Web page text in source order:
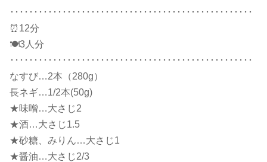
･･･････････････････････････････････････････････････
⏰12分
🍽3人分
･･･････････････････････････････････････････････････
なすび…2本（280g）
長ネギ…1/2本(50g)
★味噌…大さじ2
★酒…大さじ1.5
★砂糖、みりん…大さじ1
★醤油…大さじ2/3